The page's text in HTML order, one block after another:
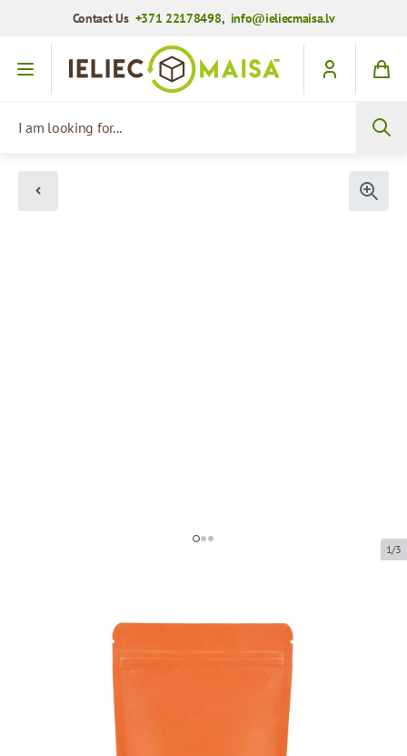
Contact Us +371 22178498, info@ieliecmaisa.lv
Skip to Content
1/3
76288
130 x 70 x 225 mm
Pap50g/CPP/Pe60
Product can be collected from a pickup point.